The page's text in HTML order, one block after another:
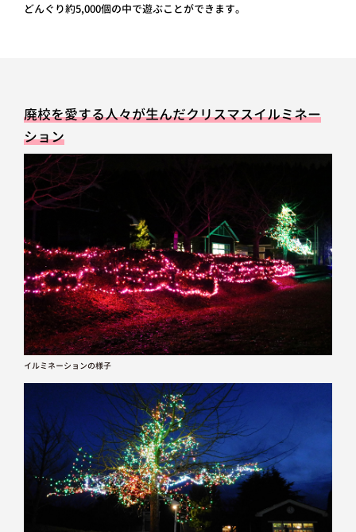
どんぐり約5,000個の中で遊ぶことができます。
廃校を愛する人々が生んだクリスマスイルミネー
ション
イルミネーションの様子